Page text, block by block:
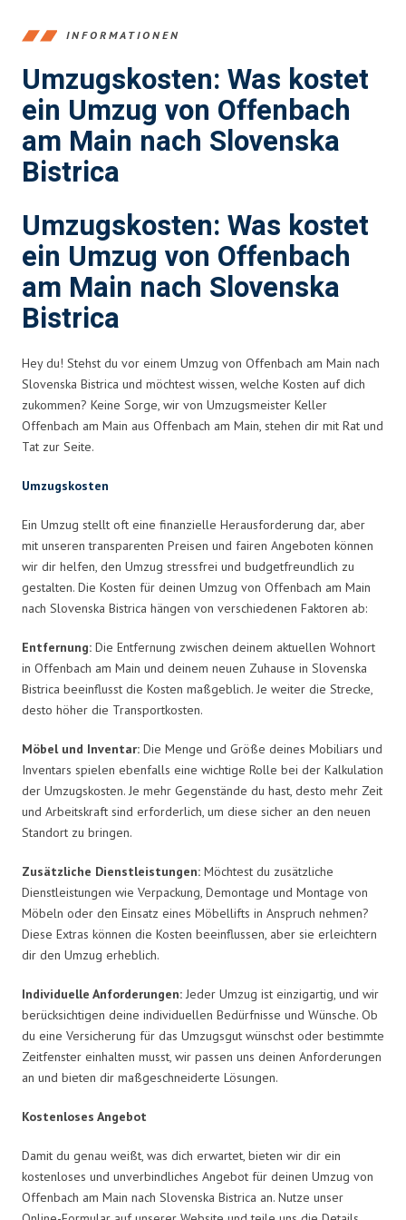
INFORMATIONEN
Umzugskosten: Was kostet
ein Umzug von Offenbach
am Main nach Slovenska
Bistrica
Umzugskosten: Was kostet
ein Umzug von Offenbach
am Main nach Slovenska
Bistrica
Hey du! Stehst du vor einem Umzug von Offenbach am Main nach
Slovenska Bistrica und möchtest wissen, welche Kosten auf dich
zukommen? Keine Sorge, wir von Umzugsmeister Keller
Offenbach am Main aus Offenbach am Main, stehen dir mit Rat und
Tat zur Seite.
Umzugskosten
Ein Umzug stellt oft eine finanzielle Herausforderung dar, aber
mit unseren transparenten Preisen und fairen Angeboten können
wir dir helfen, den Umzug stressfrei und budgetfreundlich zu
gestalten. Die Kosten für deinen Umzug von Offenbach am Main
nach Slovenska Bistrica hängen von verschiedenen Faktoren ab:
Entfernung: Die Entfernung zwischen deinem aktuellen Wohnort
in Offenbach am Main und deinem neuen Zuhause in Slovenska
Bistrica beeinflusst die Kosten maßgeblich. Je weiter die Strecke,
desto höher die Transportkosten.
Möbel und Inventar: Die Menge und Größe deines Mobiliars und
Inventars spielen ebenfalls eine wichtige Rolle bei der Kalkulation
der Umzugskosten. Je mehr Gegenstände du hast, desto mehr Zeit
und Arbeitskraft sind erforderlich, um diese sicher an den neuen
Standort zu bringen.
Zusätzliche Dienstleistungen: Möchtest du zusätzliche
Dienstleistungen wie Verpackung, Demontage und Montage von
Möbeln oder den Einsatz eines Möbellifts in Anspruch nehmen?
Diese Extras können die Kosten beeinflussen, aber sie erleichtern
dir den Umzug erheblich.
Individuelle Anforderungen: Jeder Umzug ist einzigartig, und wir
berücksichtigen deine individuellen Bedürfnisse und Wünsche. Ob
du eine Versicherung für das Umzugsgut wünschst oder bestimmte
Zeitfenster einhalten musst, wir passen uns deinen Anforderungen
an und bieten dir maßgeschneiderte Lösungen.
Kostenloses Angebot
Damit du genau weißt, was dich erwartet, bieten wir dir ein
kostenloses und unverbindliches Angebot für deinen Umzug von
Offenbach am Main nach Slovenska Bistrica an. Nutze unser